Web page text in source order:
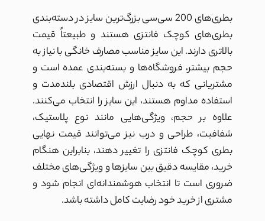
بطری‌های 200 سی‌سی بزرگ‌ترین سایز در دسته‌بندی
بطری‌های کوچک فانتزی هستند و طبیعتاً قیمت
بالاتری دارند. این سایز مناسب مصارف خانگی با نیاز به
حجم بیشتر، فروشگاه‌ها و بسته‌بندی عمده است و
مشتریانی که به دنبال ارزش اقتصادی بلندمدت و
استفاده مداوم هستند، این سایز را انتخاب می‌کنند.
علاوه بر حجم، ویژگی‌هایی مانند نوع پلاستیک،
شفافیت، طراحی و درب نیز می‌توانند قیمت نهایی
بطری کوچک فانتزی را تغییر دهند، بنابراین هنگام
خرید، مقایسه دقیق بین سایزها و ویژگی‌های مختلف
ضروری است تا انتخاب هوشمندانه‌ای انجام شود و
مشتری از خرید خود رضایت کامل داشته باشد.